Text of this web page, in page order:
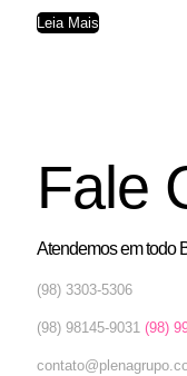
Leia Mais
Fale
Atendemos em todo
(98) 3303-5306
(98) 98145-9031 (98)